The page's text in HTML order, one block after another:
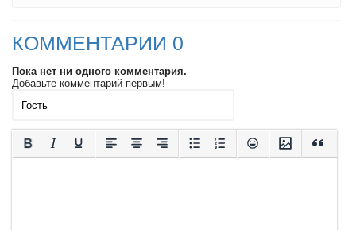
КОММЕНТАРИИ 0
Пока нет ни одного комментария.
Добавьте комментарий первым!